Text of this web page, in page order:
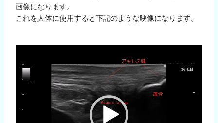
画像になります。
これを人体に使用すると下記のような映像になります。
画
プ
ー
ヤ